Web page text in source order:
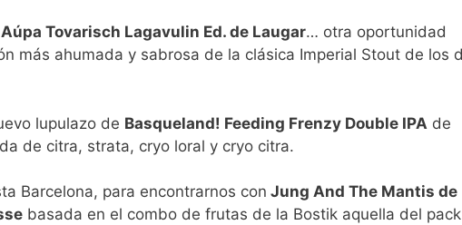
Aúpa Tovarisch Lagavulin Ed. de Laugar… otra oportunidad
más ahumada y sabrosa de la clásica Imperial Stout de los
lupulazo de Basqueland! Feeding Frenzy Double IPA de
de citra, strata, cryo loral y cryo citra.
Barcelona, para encontrarnos con Jung And The Mantis de
basada en el combo de frutas de la Bostik aquella del pack